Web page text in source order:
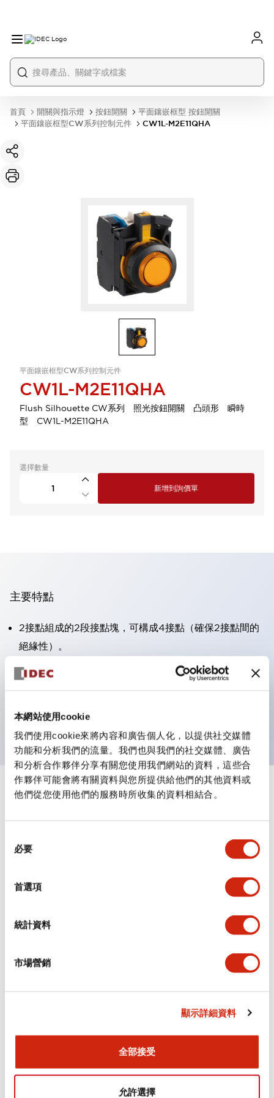
本網站使用cookie
我們使用cookie來將內容和廣告個人化，以提供社交媒體
功能和分析我們的流量。我們也與我們的社交媒體、廣告
和分析合作夥伴分享有關您使用我們網站的資料，這些合
作夥伴可能會將有關資料與您所提供給他們的其他資料或
他們從您使用他們的服務時所收集的資料相結合。
必要
首選項
統計資料
市場營銷
顯示詳細資料
全部接受
允許選擇
首頁 開關與指示燈 按鈕開關
平面鑲嵌框型 按鈕開關
平面鑲嵌框型CW系列控制元件
CW1L-M2E11QHA
平面鑲嵌框型CW系列控制元件
CW1L-M2E11QHA
Flush Silhouette CW系列 照光按鈕開關 凸頭形 瞬時
型 CW1L-M2E11QHA
選擇數量
新增到詢價單
主要特點
2接點組成的2段接點塊，可構成4接點（確保2接點間的
絕緣性）。
面板深度39.9mm（※11段接點塊）、59.9mm（※22段
接點塊）。可實現省空間設計。
防護結構
規格
審美規範
電氣規範（額定照明部分）
環境規範
機械規格
型錄和宣傳手冊 認證與標準